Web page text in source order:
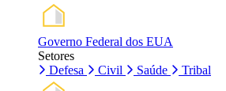
Governo Federal dos EUA
Setores
Defesa
Civil Saúde Tribal